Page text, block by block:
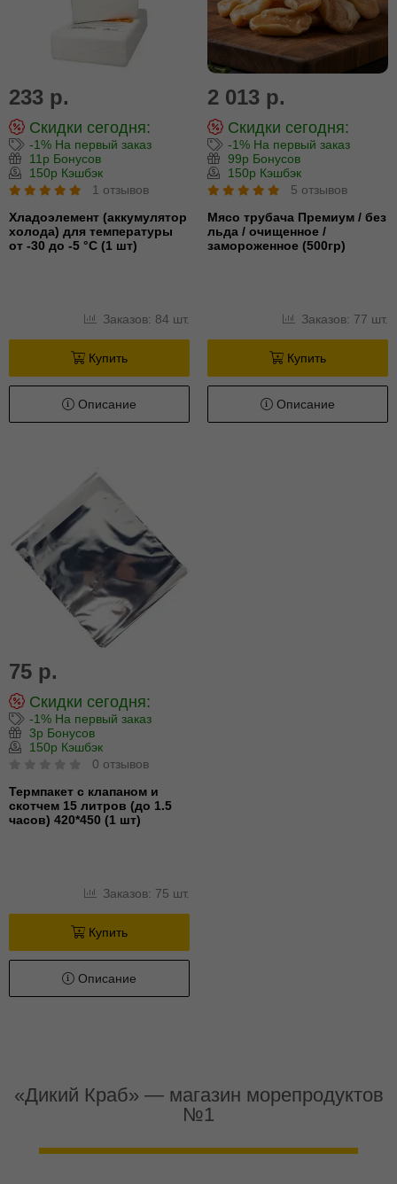
233 р.
Скидки сегодня:
-1% На первый заказ
11р Бонусов
150р Кэшбэк
1 отзывов
Хладоэлемент (аккумулятор
холода) для температуры
от -30 до -5 °С (1 шт)
Заказов: 84 шт.
Купить
Описание
2 013 р.
Скидки сегодня:
-1% На первый заказ
99р Бонусов
150р Кэшбэк
5 отзывов
Мясо трубача Премиум / без
льда / очищенное /
замороженное (500гр)
Заказов: 77 шт.
Купить
Описание
75 р.
Скидки сегодня:
-1% На первый заказ
3р Бонусов
150р Кэшбэк
0 отзывов
Термпакет с клапаном и
скотчем 15 литров (до 1.5
часов) 420*450 (1 шт)
Заказов: 75 шт.
Купить
Описание
«Дикий Краб» — магазин морепродуктов
№1